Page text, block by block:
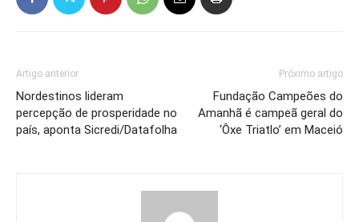
Artigo anterior
Nordestinos lideram
percepção de prosperidade no
país, aponta Sicredi/Datafolha
Próximo artigo
Fundação Campeões do
Amanhã é campeã geral do
‘Ôxe Triatlo’ em Maceió